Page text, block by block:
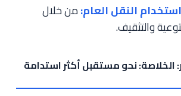
النقل العام:من خلال
والتثقيف.
الخلاصة: نحو مستقبل أكثر استدامة